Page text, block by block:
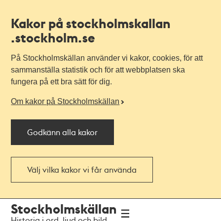
Kakor på stockholmskallan
.stockholm.se
På Stockholmskällan använder vi kakor, cookies, för att
sammanställa statistik och för att webbplatsen ska
fungera på ett bra sätt för dig.
Om kakor på Stockholmskällan
Godkänn alla kakor
Välj vilka kakor vi får använda
navigationen
huvudinnehållet
Stockholmskällan